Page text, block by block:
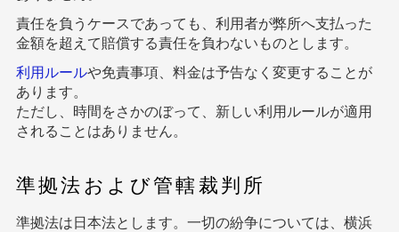
責任を負うケースであっても、利用者が弊所へ支払った
金額を超えて賠償する責任を負わないものとします。
利用ルールや免責事項、料金は予告なく変更することが
あります。
ただし、時間をさかのぼって、新しい利用ルールが適用
されることはありません。
準拠法および管轄裁判所
準拠法は日本法とします。一切の紛争については、横浜